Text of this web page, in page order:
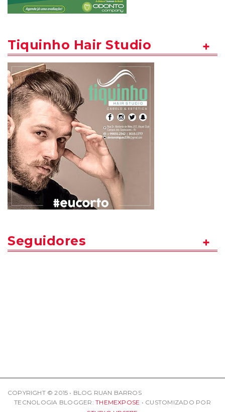
Tiquinho Hair Studio
Seguidores
COPYRIGHT © 2015 • BLOG RUAN BARROS
TECNOLOGIA BLOGGER:THEMEXPOSE • CUSTOMIZADO POR